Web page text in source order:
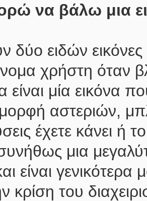
να βάλω μια
δύο ειδών
χρήστη όταν
είναι μία εικόνα
αστεριών,
έχετε κάνει
μια
είναι
κρίση του